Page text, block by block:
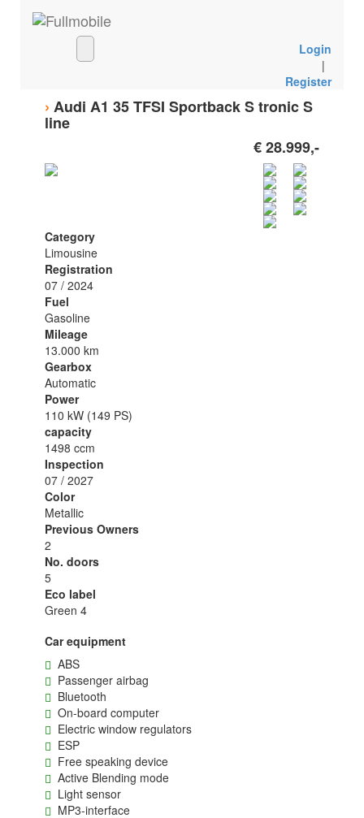
Login
|
Register
› Audi A1 35 TFSI Sportback S tronic S
line
€ 28.999,-
Category
Limousine
Registration
07 / 2024
Fuel
Gasoline
Mileage
13.000 km
Gearbox
Automatic
Power
110 kW (149 PS)
capacity
1498 ccm
Inspection
07 / 2027
Color
Metallic
Previous Owners
2
No. doors
5
Eco label
Green 4
Car equipment
ABS
Passenger airbag
Bluetooth
On-board computer
Electric window regulators
ESP
Free speaking device
Active Blending mode
Light sensor
MP3-interface